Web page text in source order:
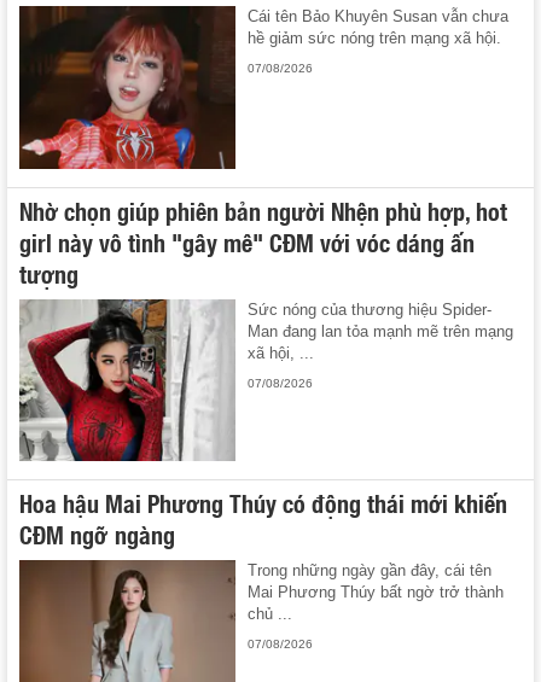
Cái tên Bảo Khuyên Susan vẫn chưa
hề giảm sức nóng trên mạng xã hội.
07/08/2026
Nhờ chọn giúp phiên bản người Nhện phù hợp, hot
girl này vô tình "gây mê" CĐM với vóc dáng ấn
tượng
Sức nóng của thương hiệu Spider-
Man đang lan tỏa mạnh mẽ trên mạng
xã hội, ...
07/08/2026
Hoa hậu Mai Phương Thúy có động thái mới khiến
CĐM ngỡ ngàng
Trong những ngày gần đây, cái tên
Mai Phương Thúy bất ngờ trở thành
chủ ...
07/08/2026